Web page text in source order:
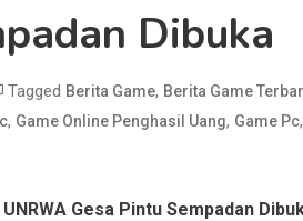
Dibuka
Tagged Berita Game, Berita Game
, Game Online Penghasil Uang, Game Pc,
Gesa Pintu Sempadan